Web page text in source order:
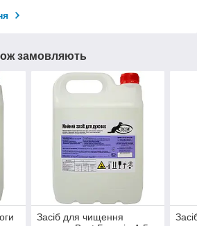
замовляють
Засіб для чищення